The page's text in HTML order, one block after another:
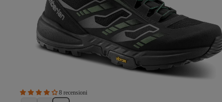
8 recensioni